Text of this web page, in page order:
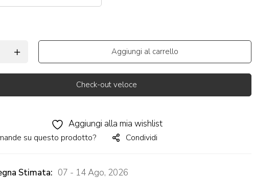
Aggiungi al carrello
Check-out veloce
Aggiungi alla mia wishlist
su questo prodotto? Condividi
Stimata: 07 - 14 Ago, 2026